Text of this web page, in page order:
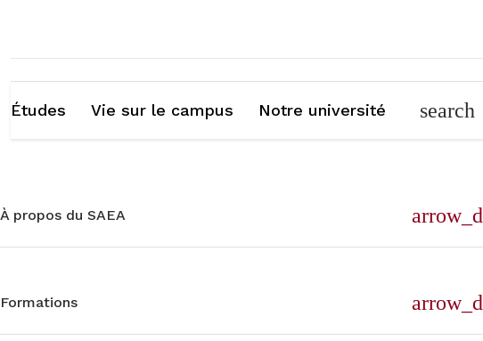
Études Vie sur le campus Notre université search
À propos du SAEA
Formations